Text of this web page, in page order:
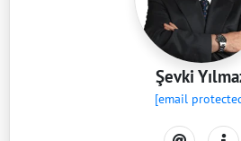
Şevki
[email